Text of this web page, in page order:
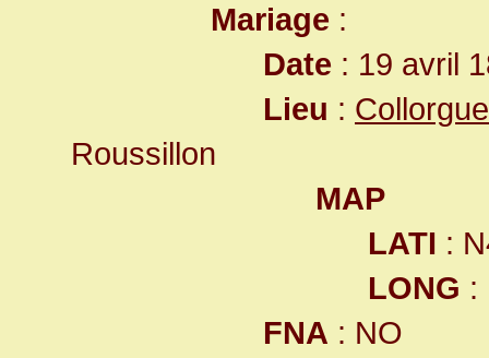
Mariage :
Date : 19 avril
Lieu :
Roussillon
MAP
LATI :
LONG :
FNA : NO